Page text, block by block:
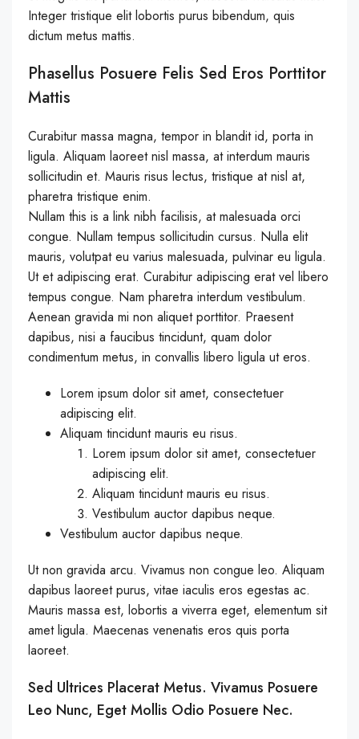
Integer tristique elit lobortis purus bibendum, quis
dictum metus mattis.
Phasellus Posuere Felis Sed Eros Porttitor
Mattis
Curabitur massa magna, tempor in blandit id, porta in
ligula. Aliquam laoreet nisl massa, at interdum mauris
sollicitudin et. Mauris risus lectus, tristique at nisl at,
pharetra tristique enim.
Nullam this is a link nibh facilisis, at malesuada orci
congue. Nullam tempus sollicitudin cursus. Nulla elit
mauris, volutpat eu varius malesuada, pulvinar eu ligula.
Ut et adipiscing erat. Curabitur adipiscing erat vel libero
tempus congue. Nam pharetra interdum vestibulum.
Aenean gravida mi non aliquet porttitor. Praesent
dapibus, nisi a faucibus tincidunt, quam dolor
condimentum metus, in convallis libero ligula ut eros.
Lorem ipsum dolor sit amet, consectetuer
adipiscing elit.
Aliquam tincidunt mauris eu risus.
Lorem ipsum dolor sit amet, consectetuer
adipiscing elit.
Aliquam tincidunt mauris eu risus.
Vestibulum auctor dapibus neque.
Vestibulum auctor dapibus neque.
Ut non gravida arcu. Vivamus non congue leo. Aliquam
dapibus laoreet purus, vitae iaculis eros egestas ac.
Mauris massa est, lobortis a viverra eget, elementum sit
amet ligula. Maecenas venenatis eros quis porta
laoreet.
Sed Ultrices Placerat Metus. Vivamus Posuere
Leo Nunc, Eget Mollis Odio Posuere Nec.